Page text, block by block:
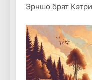
Эрншо брат